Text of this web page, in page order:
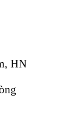
Liêm, HN